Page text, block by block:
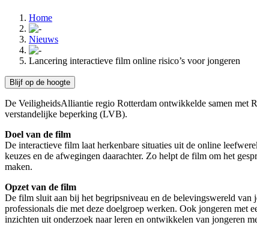
Home
Nieuws
Lancering interactieve film online risico’s voor jongeren
Blijf op de hoogte
De VeiligheidsAlliantie regio Rotterdam ontwikkelde samen met
verstandelijke beperking (LVB).
Doel van de film
De interactieve film laat herkenbare situaties uit de online
keuzes en de afwegingen daarachter. Zo helpt de film om het
maken.
Opzet van de film
De film sluit aan bij het begripsniveau en de belevingswereld
professionals die met deze doelgroep werken. Ook jongeren met
inzichten uit onderzoek naar leren en ontwikkelen van jongeren